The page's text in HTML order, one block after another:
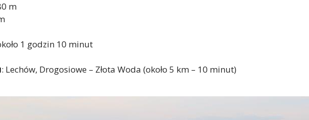
m
1 godzin 10 minut
: Lechów, Drogosiowe – Złota Woda (około 5 km – 10 minut)